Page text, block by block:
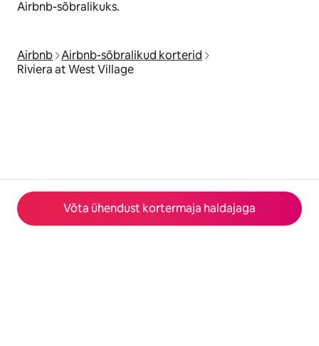
Võta ühendust kortermaja haldajaga
Airbnb-sõbralikuks.
Airbnb Airbnb-sõbralikud korterid
Riviera at West Village